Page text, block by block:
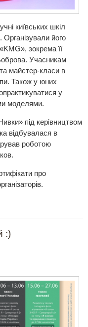
київських шкіл
його
зокрема її
Учасникам
та майстер-класи в
Також у юних
у
моделями.
під керівництвом
відбувалася в
роботою
про
:)